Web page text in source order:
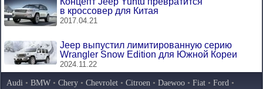
в кроссовер для Китая
2017.04.21
Jeep выпустил лимитированную серию
Wrangler Snow Edition для Южной Кореи
2024.11.22
Audi • BMW • Chery • Chevrolet • Citroen • Daewoo • Fiat • Ford •